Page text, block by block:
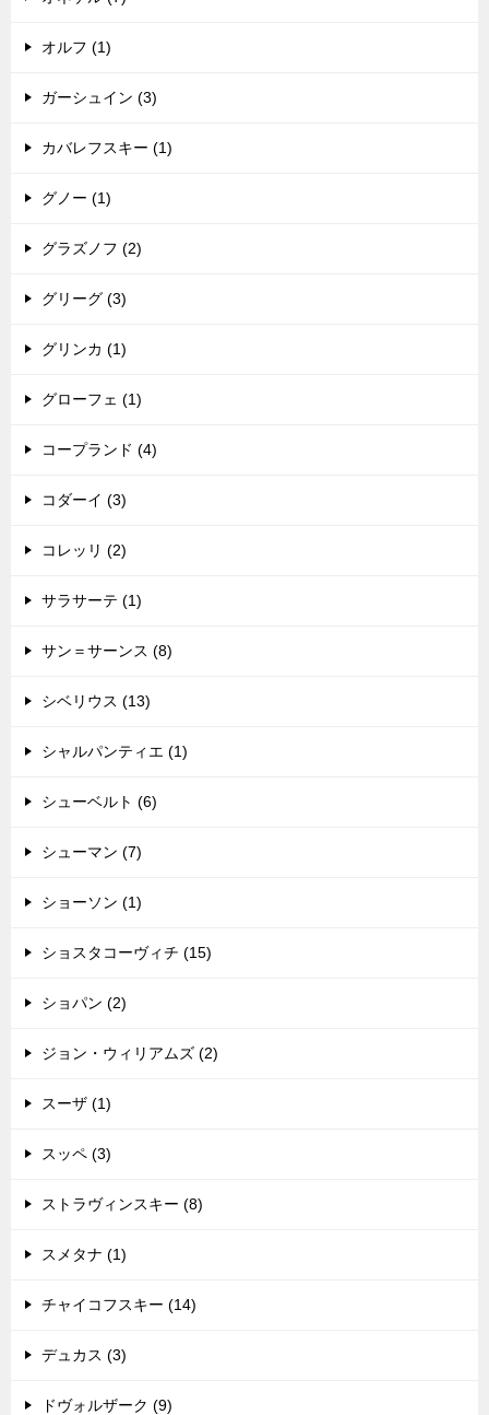
オルフ (1)
ガーシュイン (3)
カバレフスキー (1)
グノー (1)
グラズノフ (2)
グリーグ (3)
グリンカ (1)
グローフェ (1)
コープランド (4)
コダーイ (3)
コレッリ (2)
サラサーテ (1)
サン＝サーンス (8)
シベリウス (13)
シャルパンティエ (1)
シューベルト (6)
シューマン (7)
ショーソン (1)
ショスタコーヴィチ (15)
ショパン (2)
ジョン・ウィリアムズ (2)
スーザ (1)
スッペ (3)
ストラヴィンスキー (8)
スメタナ (1)
チャイコフスキー (14)
デュカス (3)
ドヴォルザーク (9)